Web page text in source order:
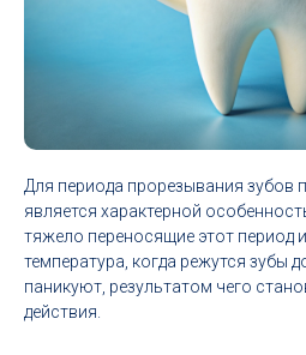
Для периода прорезывания зубов
является характерной
тяжело переносящие этот период
температура, когда режутся зубы
паникуют, результатом чего
действия.